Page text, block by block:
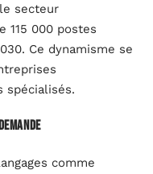
secteur
115 000 postes
Ce dynamisme se
spécialisés.
comme